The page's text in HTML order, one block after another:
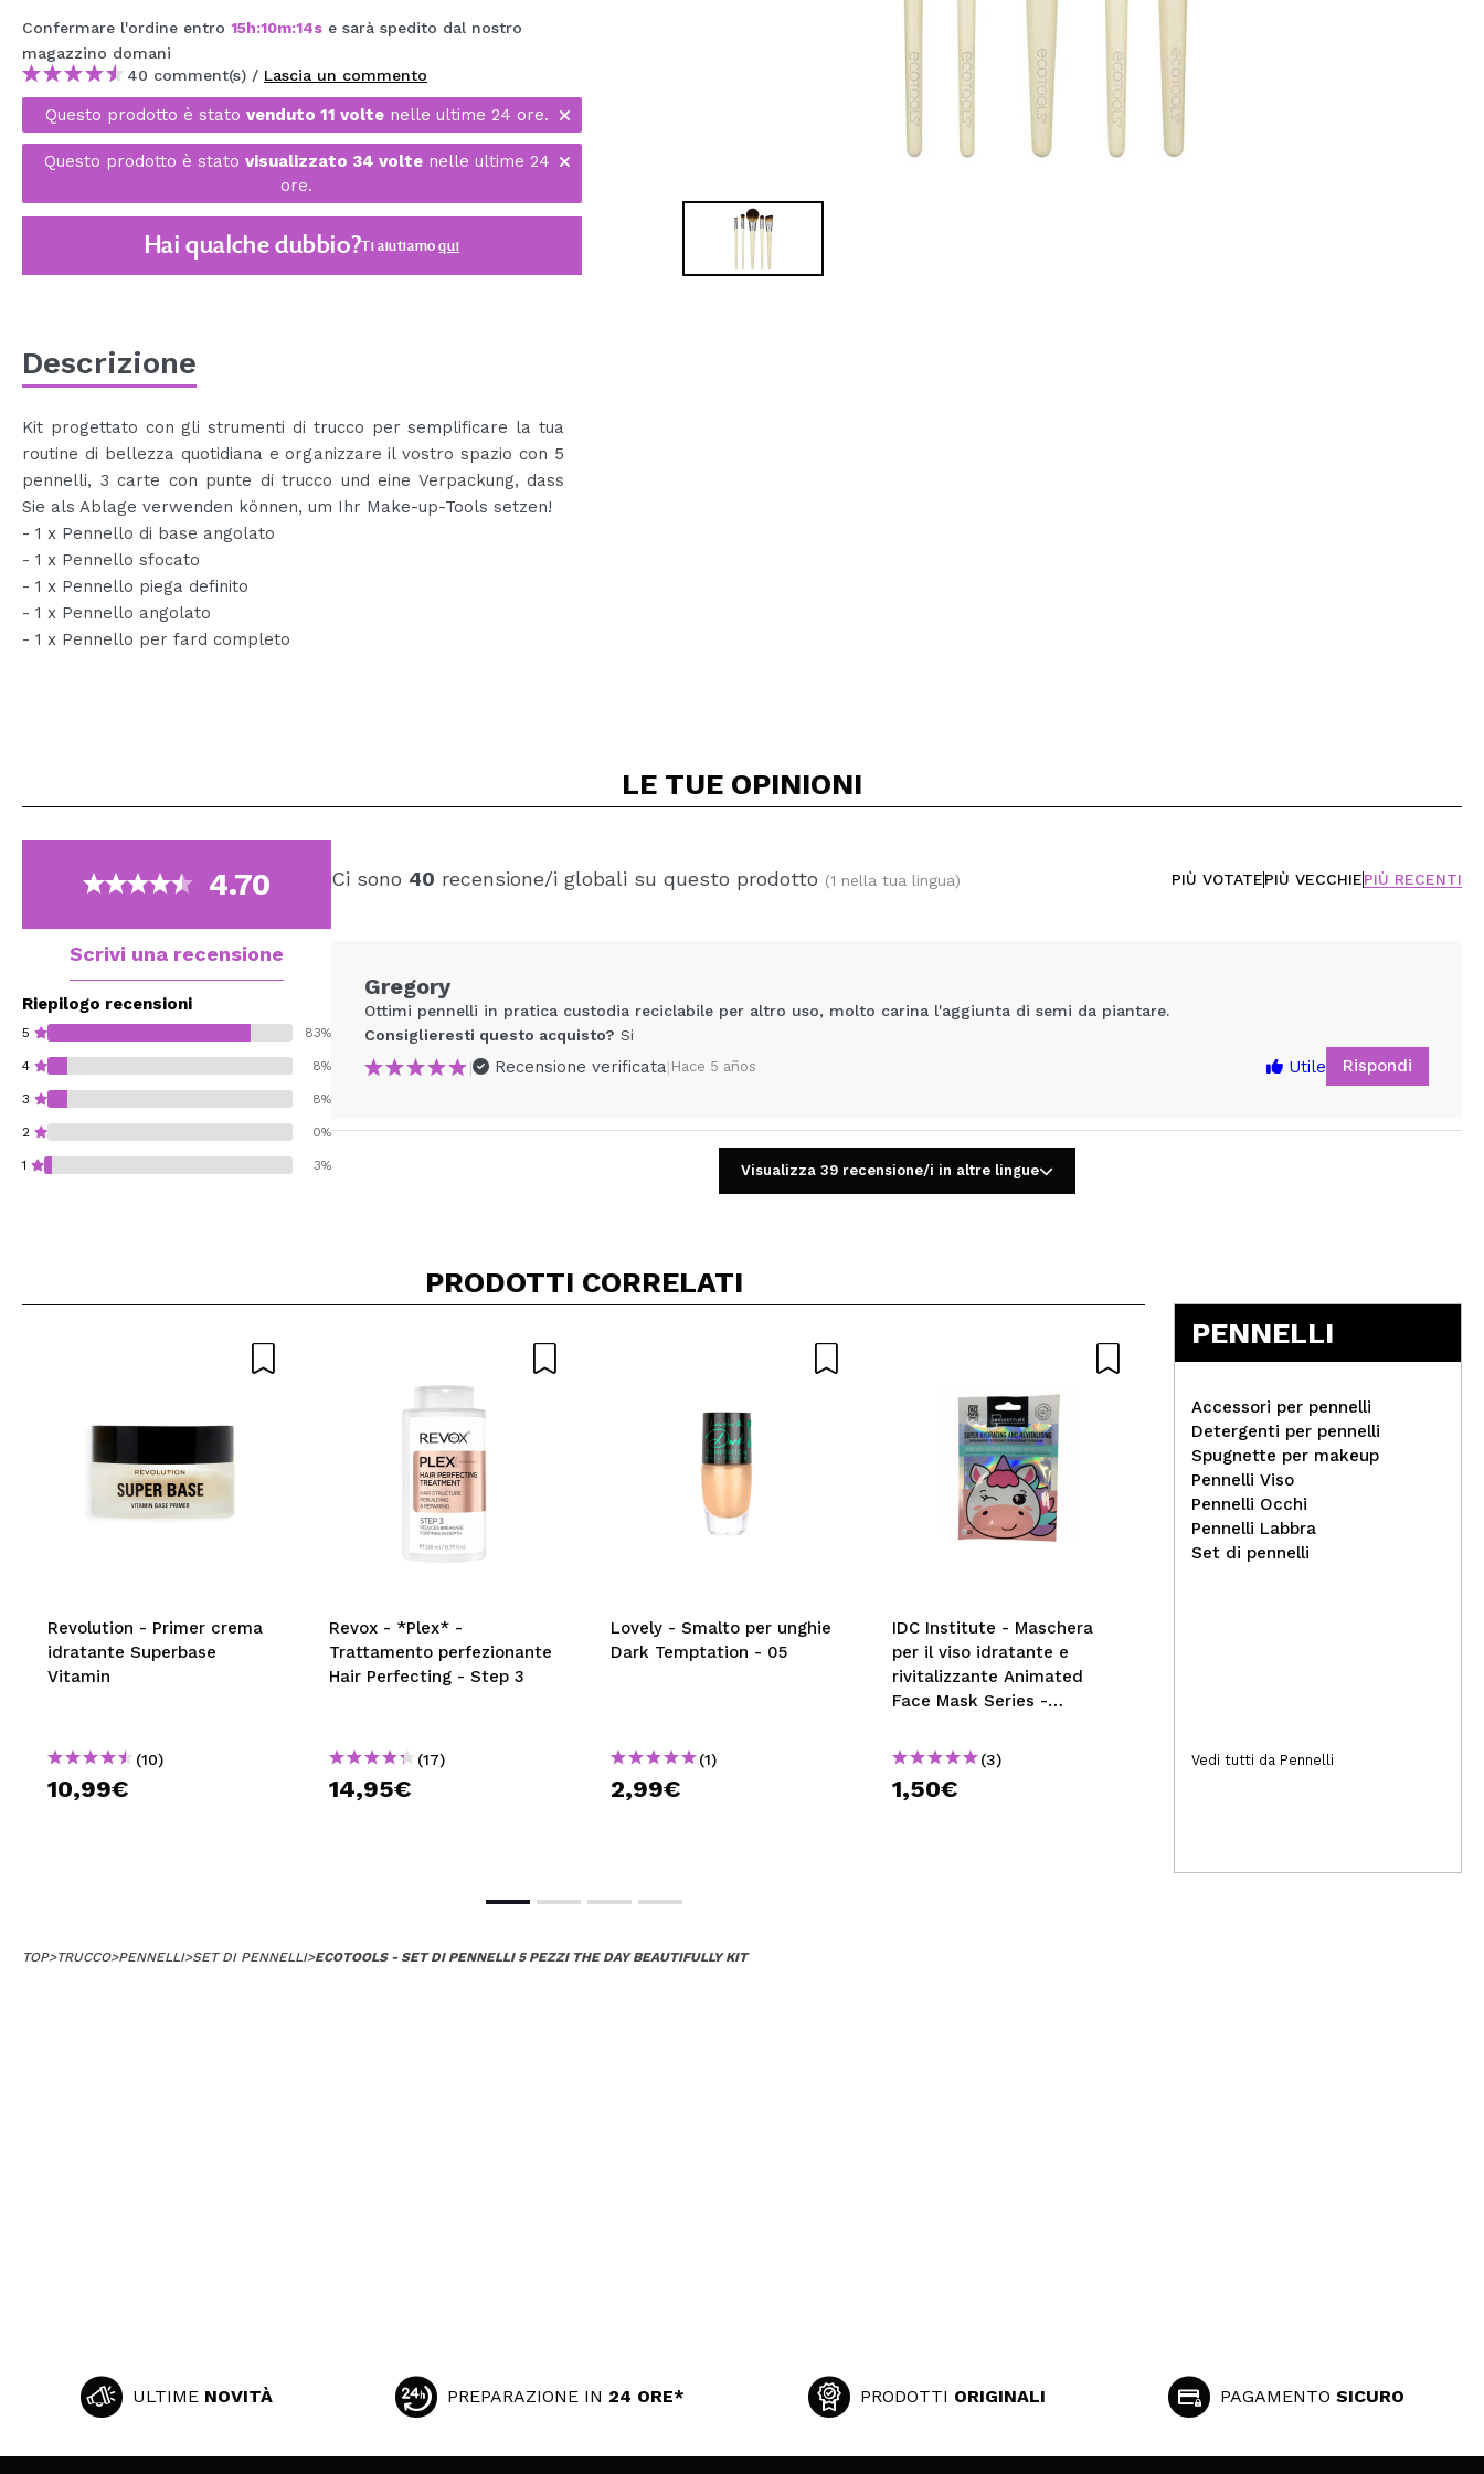
MAQUIFARMA
KOREA ZONE
TRAVEL SIZE
NATURE
SPECIALE
OUTLET
PROSSIMAMENTE
CREARE UN ACCOUNT
Confermare l'ordine entro 15h:10m:14s e sarà spedito dal nostro
magazzino domani
40 comment(s) / Lascia un commento
Questo prodotto è stato venduto 11 voltenelle ultime 24 ore.
Questo prodotto è stato visualizzato 34 voltenelle ultime 24
ore.
Hai qualche dubbio?Ti aiutiamoqui
Descrizione
Kit progettato con gli strumenti di trucco per semplificare la tua
routine di bellezza quotidiana e organizzare il vostro spazio con 5
pennelli, 3 carte con punte di trucco und eine Verpackung, dass
Sie als Ablage verwenden können, um Ihr Make-up-Tools setzen!
- 1 x Pennello di base angolato
- 1 x Pennello sfocato
- 1 x Pennello piega definito
- 1 x Pennello angolato
- 1 x Pennello per fard completo
LE TUE OPINIONI
4.70
Scrivi una recensione
Riepilogo recensioni
5 83%
4 8%
3 8%
2 0%
1 3%
Ci sono 40 recensione/i globali su questo prodotto (1 nella tua lingua) PIÙ VOTATEPIÙ VECCHIEPIÙ RECENTI
Condividi un video o una foto
Consiglieresti questo acquisto? Si No
Gregory
Ottimi pennelli in pratica custodia reciclabile per altro uso, molto carina l'aggiunta di semi da piantare.
Consiglieresti questo acquisto? Si
|
Recensione verificata| Hace 5 años Utile Rispondi
Visualizza 39 recensione/i in altre lingue
PRODOTTI CORRELATI
Revolution - Primer crema
idratante Superbase
Vitamin
(10)
10,99€
Revox - *Plex* -
Trattamento perfezionante
Hair Perfecting - Step 3
(17)
14,95€
Lovely - Smalto per unghie
Dark Temptation - 05
(1)
2,99€
IDC Institute - Maschera
per il viso idratante e
rivitalizzante Animated
Face Mask Series -
(3)
1,50€
Saigu Cosmetics -
Abbronzante in crema -
Greta
(27)
PENNELLI
Accessori per pennelli
Detergenti per pennelli
Spugnette per makeup
Pennelli Viso
Pennelli Occhi
Pennelli Labbra
Set di pennelli
Vedi tutti da Pennelli
TOP>TRUCCO>PENNELLI>SET DI PENNELLI>ECOTOOLS - SET DI PENNELLI 5 PEZZI THE DAY BEAUTIFULLY KIT
ULTIME NOVITÀ PREPARAZIONE IN 24 ORE* PRODOTTI ORIGINALI PAGAMENTO SICURO